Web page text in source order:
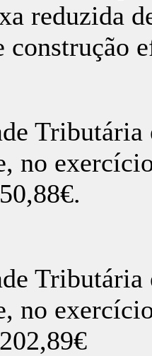
reduzida
construção
Tributária
no
Tributária
no